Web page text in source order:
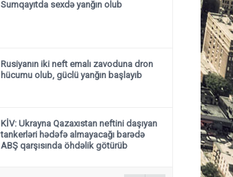
Sumqayıtda sexdə yanğın olub
Rusiyanın iki neft emalı zavoduna dron
hücumu olub, güclü yanğın başlayıb
KİV: Ukrayna Qazaxıstan neftini daşıyan
tankerləri hədəfə almayacağı barədə
ABŞ qarşısında öhdəlik götürüb